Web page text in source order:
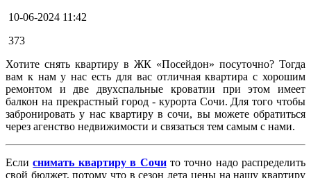
10-06-2024 11:42
373
Хотите снять квартиру в ЖК «Посейдон» посуточно? Тогда
вам к нам у нас есть для вас отличная квартира с хорошим
ремонтом и две двухспальные кроватии при этом имеет
балкон на прекрастный город - курорта Сочи. Для того чтобы
забронировать у нас квартиру в сочи, вы можете обратиться
через агенство недвижимости и связаться тем самым с нами.
Еслиснимать квартиру в Сочито точно надо распределить
свой бюджет, потому что в сезон лета цены на нашу квартиру